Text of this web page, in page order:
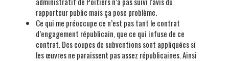
rapporteur public mais ça pose problème.
Ce qui me préoccupe ce n’est pas tant le contrat
d’engagement républicain, que ce qui infuse de ce
contrat. Des coupes de subventions sont appliquées si
les œuvres ne paraissent pas assez républicaines. Ainsi